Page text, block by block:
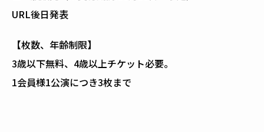
URL後日発表
【枚数、年齢制限】
3歳以下無料、4歳以上チケット必要。
1会員様1公演につき3枚まで